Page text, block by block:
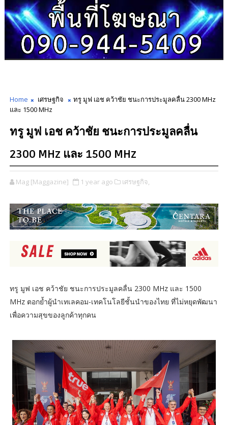
Home เศรษฐกิจ
ทรู มูฟ เอช คว้าชัย ชนะการประมูลคลื่น 2300 MHz
และ 1500 MHz
ทรู มูฟ เอช คว้าชัย ชนะการประมูลคลื่น
2300 MHz และ 1500 MHz
Mag [Maggazine] 1 year ago เศรษฐกิจ,
ทรู มูฟ เอช คว้าชัย ชนะการประมูลคลื่น 2300 MHz และ 1500
MHz ตอกย้ำผู้นำเทเลคอม-เทคโนโลยีชั้นนำของไทย ที่ไม่หยุดพัฒนา
เพื่อความสุขของลูกค้าทุกคน